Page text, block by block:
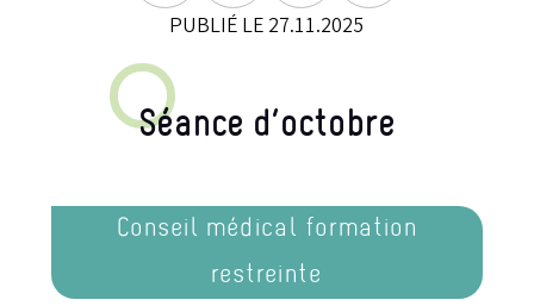
PUBLIÉ LE 27.11.2025
Séance d’octobre
Conseil médical formation
restreinte